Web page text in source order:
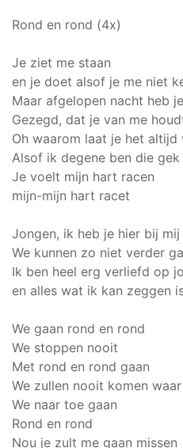
Rond en rond (4x)
Je ziet me staan
en je doet alsof je me niet
Maar afgelopen nacht heb
Gezegd, dat je van me
Oh waarom laat je het altijd
Alsof ik degene ben die gek
Je voelt mijn hart racen
mijn-mijn hart racet
Jongen, ik heb je hier bij
We kunnen zo niet verder
Ik ben heel erg verliefd op
en alles wat ik kan zeggen
We gaan rond en rond
We stoppen nooit
Met rond en rond gaan
We zullen nooit komen waar
We naar toe gaan
Rond en rond
Nou je zult me gaan missen